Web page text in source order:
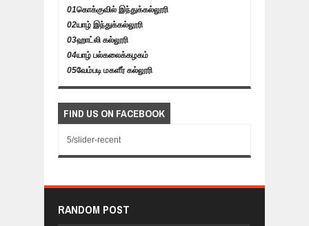
01கொக்குவில் இந்துக்கல்லூரி
02யாழ் இந்துக்கல்லூரி
03ஹாட்லி கல்லூரி
04யாழ் பல்கலைக்கழகம்
05வேம்படி மகளீர் கல்லூரி
FIND US ON FACEBOOK
5/slider-recent
RANDOM POST